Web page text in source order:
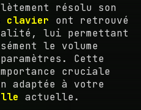
résolu son
clavier ont retrouvé
lui permettant
le volume
Cette
cruciale
adaptée à votre
actuelle.